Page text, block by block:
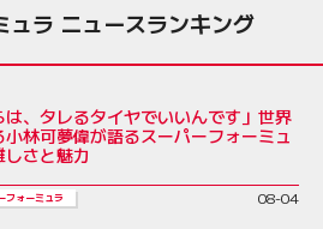
ュラ ニュースランキング
は、タレるタイヤでいいんです」世界
小林可夢偉が語るスーパーフォーミュ
しさと魅力
フォーミュラ 08-04